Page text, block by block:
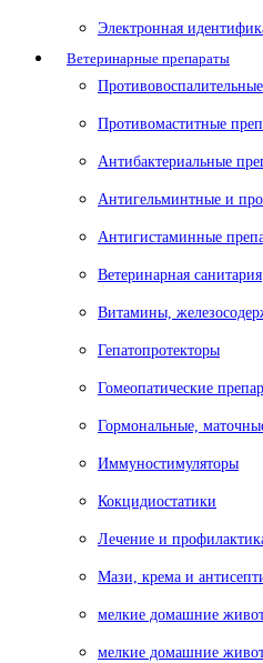
Электронная
Ветеринарные препараты
Противомаститные
Антибактериальные
Антигельминтные и
Антигистаминные
Ветеринарная санитария
Витамины,
Гепатопротекторы
Гомеопатические
Гормональные,
Иммуностимуляторы
Кокцидиостатики
Лечение и
Мази, крема и
мелкие домашние
мелкие домашние